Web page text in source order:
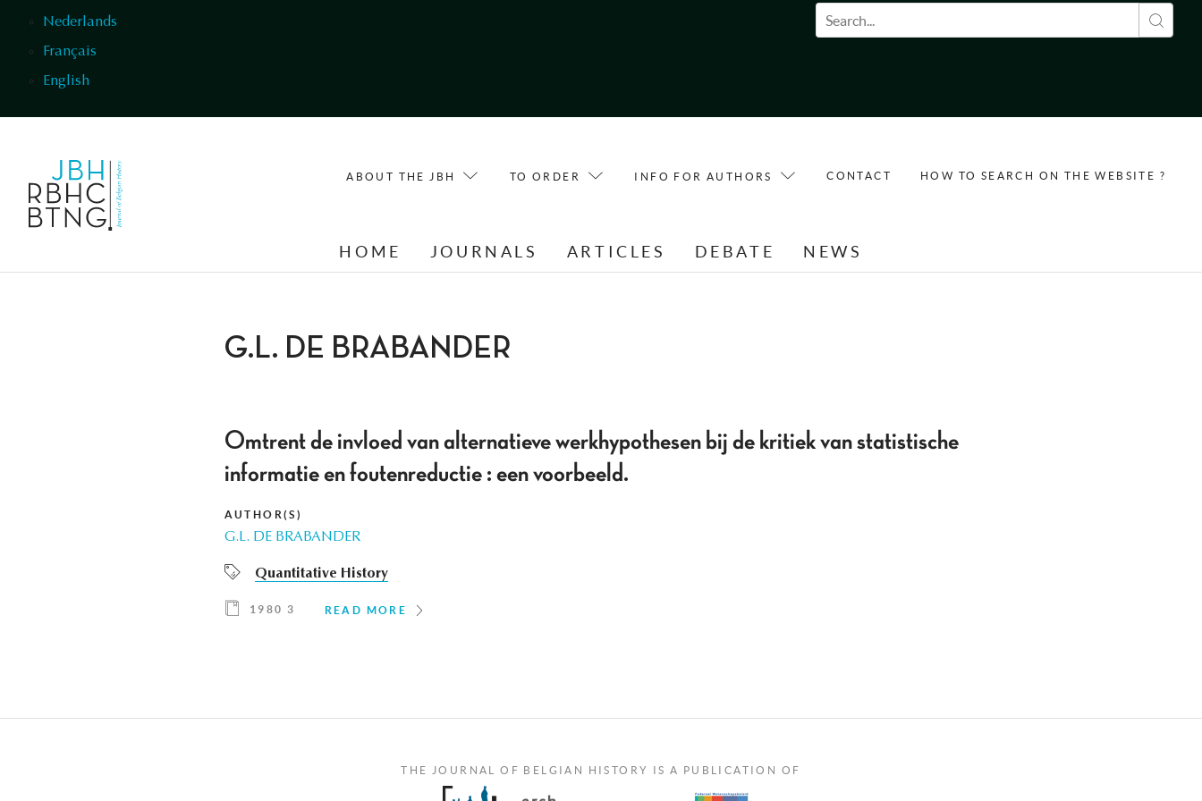
Nederlands
Français
English
Search form
ABOUT THE JBH TO ORDER INFO FOR AUTHORS CONTACT HOW TO SEARCH ON THE WEBSITE ?
HOME JOURNALS ARTICLES DEBATE NEWS
G.L. DE BRABANDER
Omtrent de invloed van alternatieve werkhypothesen bij de kritiek van statistische
informatie en foutenreductie : een voorbeeld.
AUTHOR(S)
G.L. DE BRABANDER
Quantitative History
1980 3 READ MORE
THE JOURNAL OF BELGIAN HISTORY IS A PUBLICATION OF